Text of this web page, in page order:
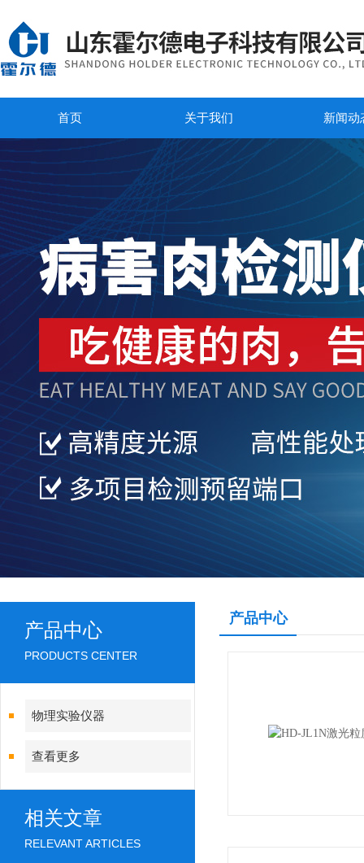
首页 关于我们 新闻动
产品中心
PRODUCTS CENTER
物理实验仪器
查看更多
相关文章
RELEVANT ARTICLES
产品中心